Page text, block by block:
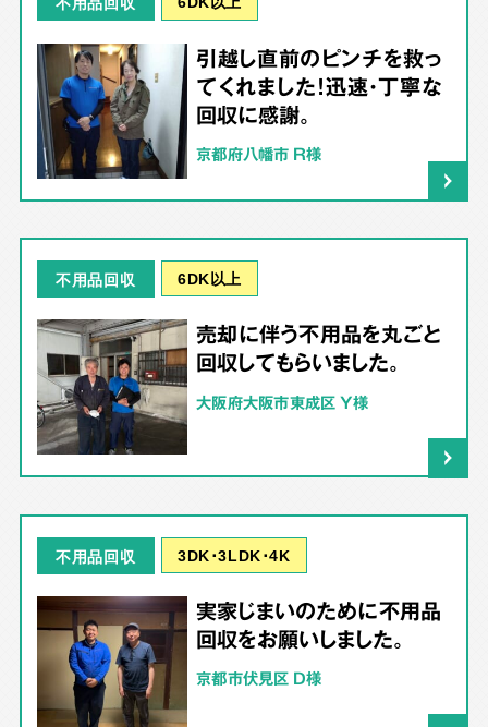
引越し直前のピンチを救っ
てくれました！迅速・丁寧な
回収に感謝。
京都府八幡市 R様
不用品回収 6DK以上
売却に伴う不用品を丸ごと
回収してもらいました。
大阪府大阪市東成区 Y様
不用品回収 3DK･3LDK･4K
実家じまいのために不用品
回収をお願いしました。
京都市伏見区 D様